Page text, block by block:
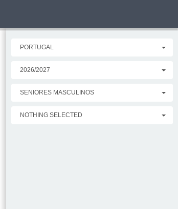
PORTUGAL
2026/2027
SENIORES MASCULINOS
NOTHING SELECTED